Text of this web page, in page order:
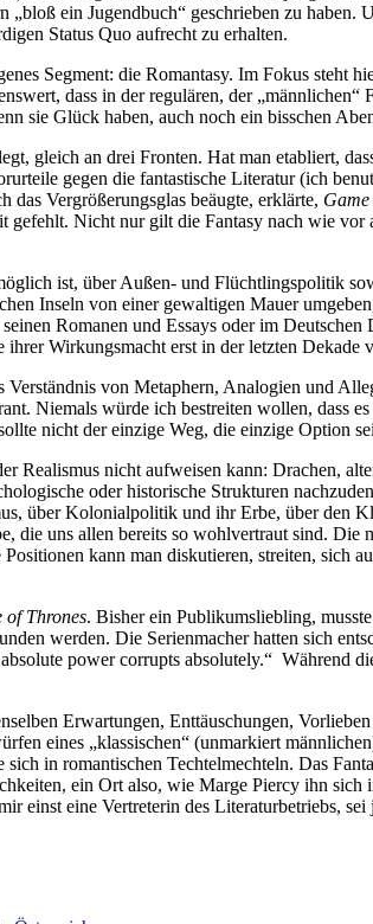
ein Jugendbuch“ geschrieben zu
Status Quo aufrecht zu erhalten.
Segment: die Romantasy. Im Fokus steht
dass in der regulären, der
sie Glück haben, auch noch ein bisschen
gleich an drei Fronten. Hat man etabliert,
gegen die fantastische Literatur (ich
Vergrößerungsglas beäugte, erklärte,
Nicht nur gilt die Fantasy nach wie
ist, über Außen- und Flüchtlingspolitik
Inseln von einer gewaltigen Mauer
Romanen und Essays oder im
Wirkungsmacht erst in der letzten Dekade
von Metaphern, Analogien und
Niemals würde ich bestreiten wollen, dass
nicht der einzige Weg, die einzige Option
Realismus nicht aufweisen kann: Drachen,
oder historische Strukturen
über Kolonialpolitik und ihr Erbe, über den
die uns allen bereits so wohlvertraut sind.
kann man diskutieren, streiten, sich
of Thrones. Bisher ein Publikumsliebling,
werden. Die Serienmacher hatten sich
power corrupts absolutely.“ Während
Erwartungen, Enttäuschungen,
eines „klassischen“ (unmarkiert
in romantischen Techtelmechteln. Das
ein Ort also, wie Marge Piercy ihn sich
einst eine Vertreterin des Literaturbetriebs,